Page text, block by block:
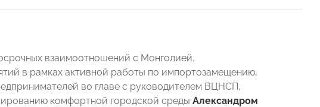
взаимоотношений с Монголией,
в рамках активной работы по импортозамещению,
во главе с руководителем ВЦНСП,
комфортной городской среды Александром